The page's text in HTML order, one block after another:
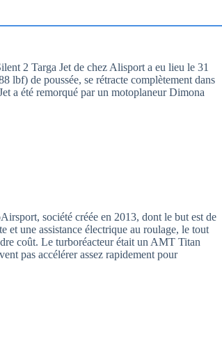
2 Targa Jet de chez Alisport a eu lieu le 31
de poussée, se rétracte complètement dans
a été remorqué par un motoplaneur Dimona
société créée en 2013, dont le but est de
et une assistance électrique au roulage, le tout
coût. Le turboréacteur était un AMT Titan
pas accélérer assez rapidement pour